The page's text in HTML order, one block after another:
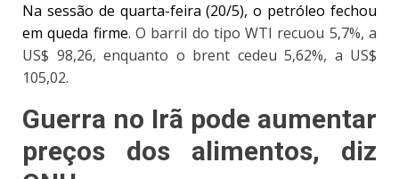
Na sessão de quarta-feira (20/5), o petróleo fechou
em queda firme. O barril do tipo WTI recuou 5,7%, a
US$ 98,26, enquanto o brent cedeu 5,62%, a US$
105,02.
Guerra no Irã pode aumentar
preços dos alimentos, diz